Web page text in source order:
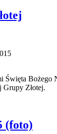
Bożego
Złotej.
(foto)